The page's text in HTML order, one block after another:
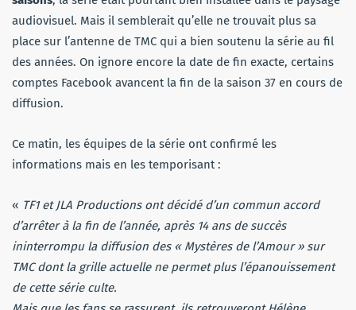
audiovisuel. Mais il semblerait qu’elle ne trouvait plus sa
place sur l’antenne de TMC qui a bien soutenu la série au fil
des années. On ignore encore la date de fin exacte, certains
comptes Facebook avancent la fin de la saison 37 en cours de
diffusion.
Ce matin, les équipes de la série ont confirmé les
informations mais en les temporisant :
« TF1 et JLA Productions ont décidé d’un commun accord
d’arrêter à la fin de l’année, après 14 ans de succès
ininterrompu la diffusion des « Mystères de l’Amour » sur
TMC dont la grille actuelle ne permet plus l’épanouissement
de cette série culte.